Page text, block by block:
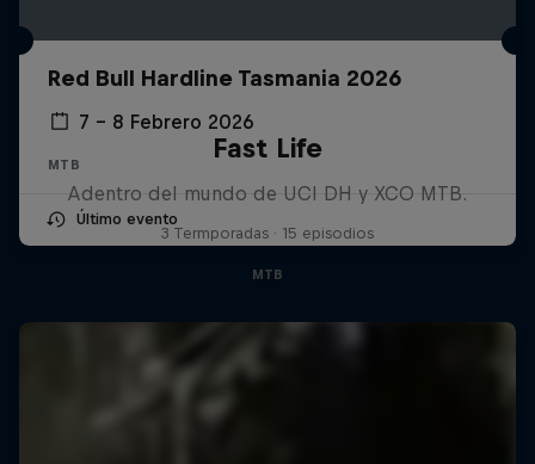
Red Bull Hardline Tasmania 2026
7 – 8 Febrero 2026
MTB
Último evento
Fast Life
Adentro del mundo de UCI DH y XCO MTB.
3 Termporadas · 15 episodios
MTB